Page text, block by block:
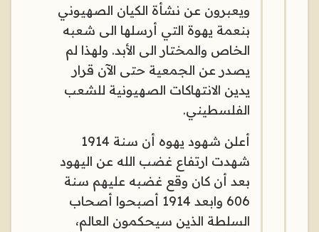
ويعبرون عن نشأة الكيان الصهيوني
بنعمة يهوة التي أرسلها الى شعبه
الخاص والمختار الى الأبد. ولهذا لم
يصدر عن الجمعية حتى الآن قرار
يدين الانتهاكات الصهيونية للشعب
الفلسطيني.
أعلن شهود يهوه أن سنة 1914
شهدت ارتفاع غضب الله عن اليهود
بعد أن كان وقع غضبه عليهم سنة
606 وابعد 1914 أصبحوا أصحاب
السلطة الذين سيحكمون العالم،